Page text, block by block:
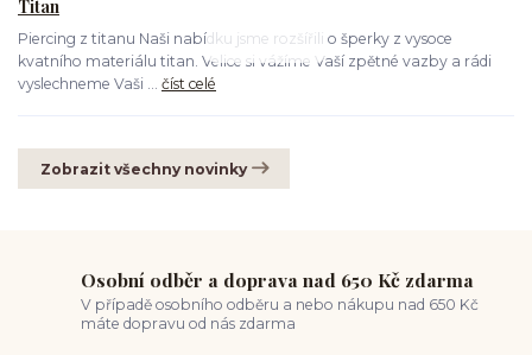
Titan
Piercing z titanu Naši nabídku jsme rozšířili o šperky z vysoce
kvatního materiálu titan. Velice si vážíme Vaší zpětné vazby a rádi
vyslechneme Vaši ... číst celé
Zobrazit všechny novinky
Osobní odběr a doprava nad 650 Kč zdarma
V případě osobního odběru a nebo nákupu nad 650 Kč
máte dopravu od nás zdarma